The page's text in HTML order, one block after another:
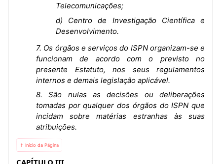
Telecomunicações;
d) Centro de Investigação Científica e
Desenvolvimento.
7. Os órgãos e serviços do ISPN organizam-se e
funcionam de acordo com o previsto no
presente Estatuto, nos seus regulamentos
internos e demais legislação aplicável.
8. São nulas as decisões ou deliberações
tomadas por qualquer dos órgãos do ISPN que
incidam sobre matérias estranhas às suas
atribuições.
⇡ Início da Página
CAPÍTULO III